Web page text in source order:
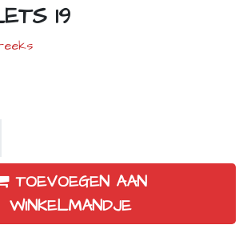
19
TOEVOEGEN AAN
WINKELMANDJE